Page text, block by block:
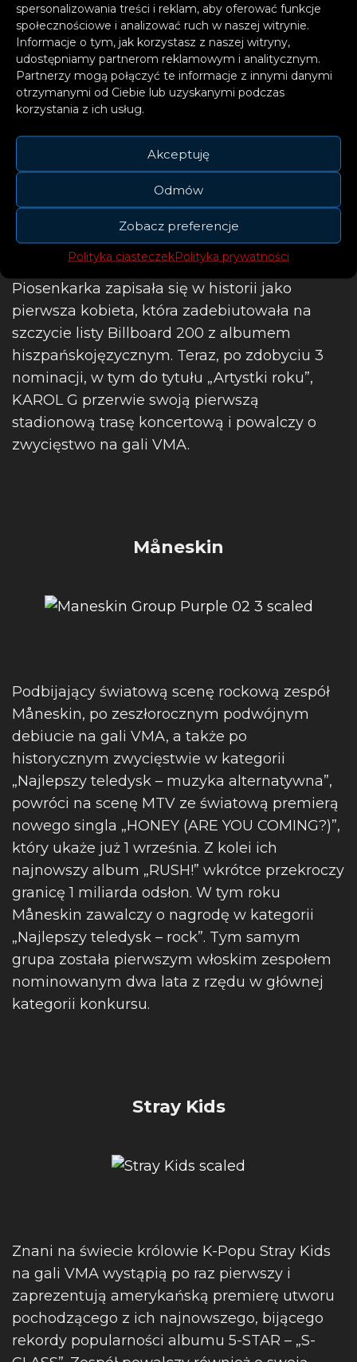
spersonalizowania treści i reklam, aby oferować funkcje
społecznościowe i analizować ruch w naszej witrynie.
Informacje o tym, jak korzystasz z naszej witryny,
udostępniamy partnerom reklamowym i analitycznym.
Partnerzy mogą połączyć te informacje z innymi danymi
otrzymanymi od Ciebie lub uzyskanymi podczas
korzystania z ich usług.
Akceptuję
Odmów
Zobacz preferencje
Polityka ciasteczekPolityka prywatności
Karol G
Kolumbijska artystka światowego formatu
KAROL G podczas swojego pierwszego
występu na kultowej scenie MTV VMA
zaprezentuje utwory z płyty „Bichota Season”.
Piosenkarka zapisała się w historii jako
pierwsza kobieta, która zadebiutowała na
szczycie listy Billboard 200 z albumem
hiszpańskojęzycznym. Teraz, po zdobyciu 3
nominacji, w tym do tytułu „Artystki roku”,
KAROL G przerwie swoją pierwszą
stadionową trasę koncertową i powalczy o
zwycięstwo na gali VMA.
Måneskin
Podbijający światową scenę rockową zespół
Måneskin, po zeszłorocznym podwójnym
debiucie na gali VMA, a także po
historycznym zwycięstwie w kategorii
„Najlepszy teledysk – muzyka alternatywna”,
powróci na scenę MTV ze światową premierą
nowego singla „HONEY (ARE YOU COMING?)”,
który ukaże już 1 września. Z kolei ich
najnowszy album „RUSH!” wkrótce przekroczy
granicę 1 miliarda odsłon. W tym roku
Måneskin zawalczy o nagrodę w kategorii
„Najlepszy teledysk – rock”. Tym samym
grupa została pierwszym włoskim zespołem
nominowanym dwa lata z rzędu w głównej
kategorii konkursu.
Stray Kids
Znani na świecie królowie K-Popu Stray Kids
na gali VMA wystąpią po raz pierwszy i
zaprezentują amerykańską premierę utworu
pochodzącego z ich najnowszego, bijącego
rekordy popularności albumu 5-STAR – „S-